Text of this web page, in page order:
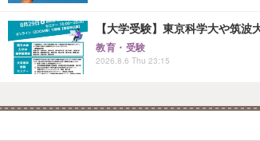
【大学受験】東京科学大や筑
教育・受験
2026.8.6 Thu 23:15